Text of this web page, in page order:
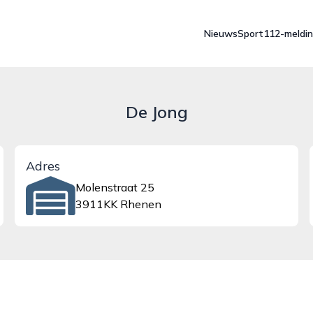
NieuwsSport112-
De Jong
Adres
Molenstraat 25
3911KK Rhenen